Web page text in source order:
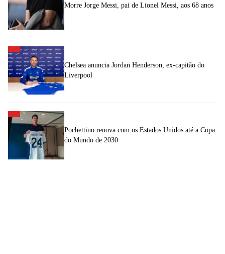
Morre Jorge Messi, pai de Lionel Messi, aos 68 anos
Chelsea anuncia Jordan Henderson, ex-capitão do
Liverpool
Pochettino renova com os Estados Unidos até a Copa
do Mundo de 2030